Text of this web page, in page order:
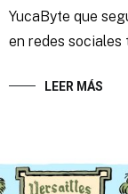
YucaByte que
en redes sociales
LEER MÁS